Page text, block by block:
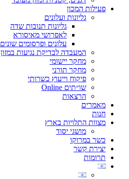
פעילות המכון
גליונות ועלונים
גליונות תנובות שדה
לאפרושי מאיסורא
עלונים ופרסומים שונים
המעבדה לבדיקת נגיעות במזון
מחקר יישומי
מחקר תורני
פיקוח וייעוץ כשרותי
שו״תים Online
הרצאות
מאמרים
חנות
מצוות התלויות בארץ
מושגי יסוד
כשר במרוקו
יצירת קשר
תרומות